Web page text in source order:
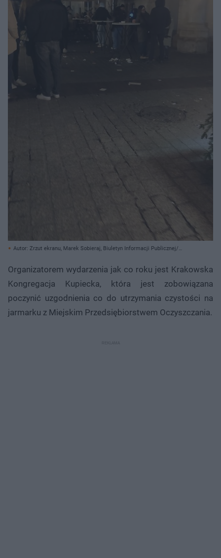
Autor: Zrzut ekranu, Marek Sobieraj, Biuletyn Informacji Publicznej/
Organizatorem wydarzenia jak co roku jest Krakowska
Kongregacja Kupiecka, która jest zobowiązana
poczynić uzgodnienia co do utrzymania czystości na
jarmarku z Miejskim Przedsiębiorstwem Oczyszczania.